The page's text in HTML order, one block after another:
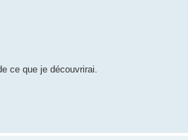
ce que je découvrirai.